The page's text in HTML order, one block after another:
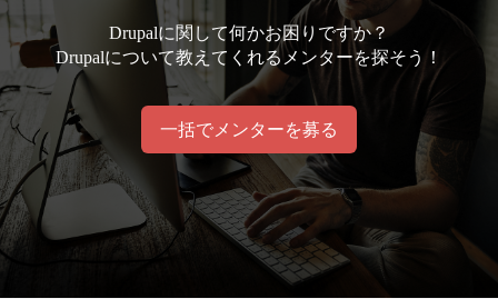
Drupalに関して何かお困りですか？
Drupalについて教えてくれるメンターを探そう！
一括でメンターを募る